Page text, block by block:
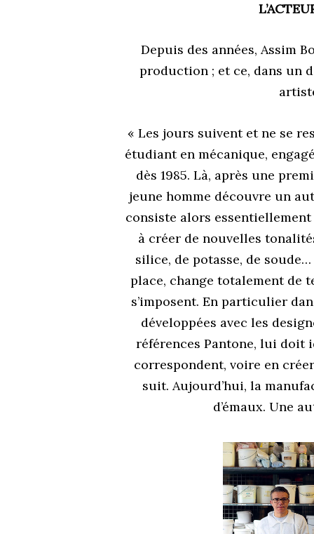
Depuis des années, Assim
production ; et ce, dans un
« Les jours suivent et ne se
étudiant en mécanique,
dès 1985. Là, après une
jeune homme découvre un
consiste alors essentiellement
à créer de nouvelles
silice, de potasse, de
place, change totalement de
s’imposent. En particulier
développées avec les
références Pantone, lui
correspondent, voire en
suit. Aujourd’hui, la
d’émaux. Une